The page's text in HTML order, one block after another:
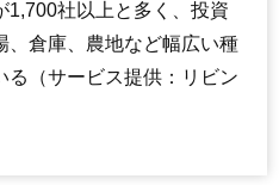
1,700社以上と多く、投資
、倉庫、農地など幅広い種
る（サービス提供：リビン